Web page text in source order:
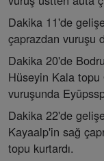
Dakika 11'de
çaprazdan vuruşu
Dakika 20'de
Hüseyin Kala topu
vuruşunda
Dakika 22'de
Kayaalp'in sağ
topu kurtardı.